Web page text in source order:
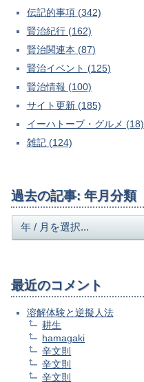
伝記的事項 (342)
賢治紀行 (162)
賢治関連本 (87)
賢治イベント (125)
賢治情報 (100)
サイト更新 (185)
イーハトーブ・グルメ (18)
雑記 (124)
過去の記事: 年月分類
最近のコメント
溶解体験と逆擬人法
耕生
hamagaki
辛文則
辛文則
辛文則